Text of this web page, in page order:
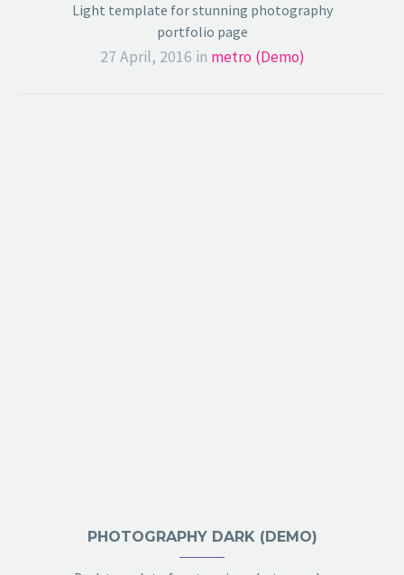
Light template for stunning photography
portfolio page
27 April, 2016 in metro (Demo)
PHOTOGRAPHY DARK (DEMO)